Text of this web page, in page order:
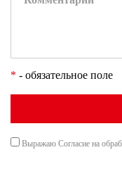
* - обязательное поле
Выражаю Согласие на